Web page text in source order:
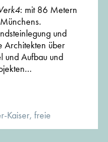
: mit 86 Metern
und
Architekten über
und Aufbau und
Kaiser, freie